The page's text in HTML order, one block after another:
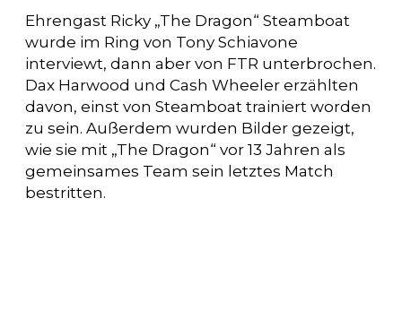
Ehrengast Ricky „The Dragon“ Steamboat
wurde im Ring von Tony Schiavone
interviewt, dann aber von FTR unterbrochen.
Dax Harwood und Cash Wheeler erzählten
davon, einst von Steamboat trainiert worden
zu sein. Außerdem wurden Bilder gezeigt,
wie sie mit „The Dragon“ vor 13 Jahren als
gemeinsames Team sein letztes Match
bestritten.